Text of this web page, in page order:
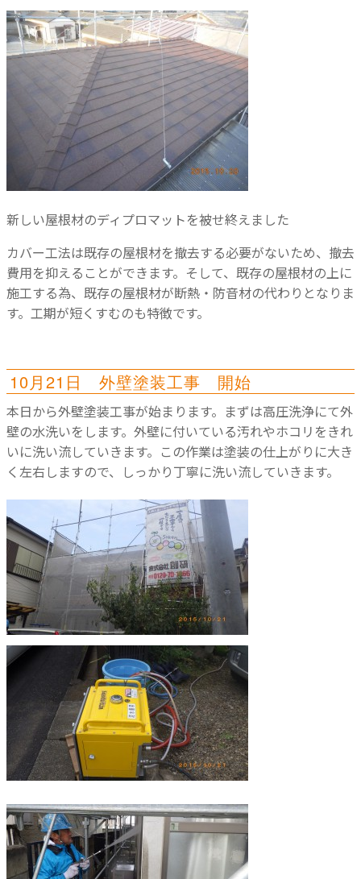
新しい屋根材のディプロマットを被せ終えました
カバー工法は既存の屋根材を撤去する必要がないため、撤去
費用を抑えることができます。そして、既存の屋根材の上に
施工する為、既存の屋根材が断熱・防音材の代わりとなりま
す。工期が短くすむのも特徴です。
10月21日 外壁塗装工事 開始
本日から外壁塗装工事が始まります。まずは高圧洗浄にて外
壁の水洗いをします。外壁に付いている汚れやホコリをきれ
いに洗い流していきます。この作業は塗装の仕上がりに大き
く左右しますので、しっかり丁寧に洗い流していきます。